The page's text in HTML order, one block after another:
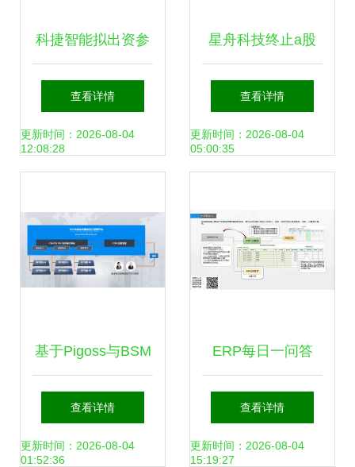
科捷智能拟出资参
与顺丰旗下合伙企
业增资扩募，拓展
服务版图
查看详情
更新时间：2026-08-04
12:08:28
星舟科技终止a股
上市辅导,曾在新三
板挂牌交易
查看详情
更新时间：2026-08-04
05:00:35
基于Pigoss与BSM
的IT服务商新型服
务运营方案 TOC模
查看详情
更新时间：2026-08-04
01:52:36
ERP每日一问答
036 PMC体系的批
次执行计划转采购
查看详情
更新时间：2026-08-04
15:19:27